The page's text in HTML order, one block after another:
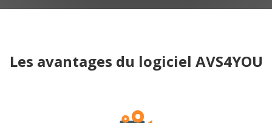
Les avantages du logiciel AVS4YOU